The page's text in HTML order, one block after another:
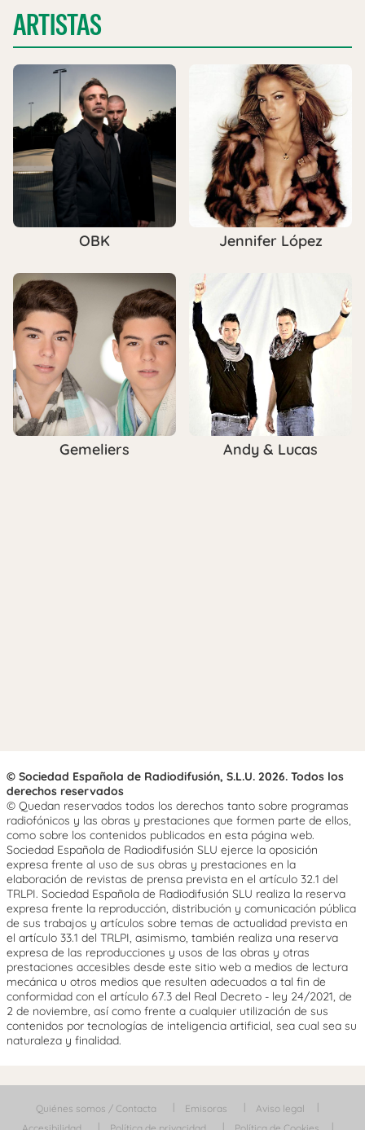
ARTISTAS
OBK Jennifer López
Gemeliers Andy & Lucas
© Sociedad Española de Radiodifusión, S.L.U. 2026. Todos los
derechos reservados
© Quedan reservados todos los derechos tanto sobre programas
radiofónicos y las obras y prestaciones que formen parte de ellos,
como sobre los contenidos publicados en esta página web.
Sociedad Española de Radiodifusión SLU ejerce la oposición
expresa frente al uso de sus obras y prestaciones en la
elaboración de revistas de prensa prevista en el artículo 32.1 del
TRLPI. Sociedad Española de Radiodifusión SLU realiza la reserva
expresa frente la reproducción, distribución y comunicación pública
de sus trabajos y artículos sobre temas de actualidad prevista en
el artículo 33.1 del TRLPI, asimismo, también realiza una reserva
expresa de las reproducciones y usos de las obras y otras
prestaciones accesibles desde este sitio web a medios de lectura
mecánica u otros medios que resulten adecuados a tal fin de
conformidad con el artículo 67.3 del Real Decreto - ley 24/2021, de
2 de noviembre, así como frente a cualquier utilización de sus
contenidos por tecnologías de inteligencia artificial, sea cual sea su
naturaleza y finalidad.
Quiénes somos / Contacta Emisoras
Aviso legal